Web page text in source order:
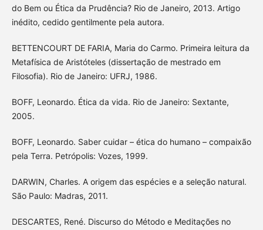
do Bem ou Ética da Prudência? Rio de Janeiro, 2013. Artigo
inédito, cedido gentilmente pela autora.
BETTENCOURT DE FARIA, Maria do Carmo. Primeira leitura da
Metafísica de Aristóteles (dissertação de mestrado em
Filosofia). Rio de Janeiro: UFRJ, 1986.
BOFF, Leonardo. Ética da vida. Rio de Janeiro: Sextante,
2005.
BOFF, Leonardo. Saber cuidar – ética do humano – compaixão
pela Terra. Petrópolis: Vozes, 1999.
DARWIN, Charles. A origem das espécies e a seleção natural.
São Paulo: Madras, 2011.
DESCARTES, René. Discurso do Método e Meditações no